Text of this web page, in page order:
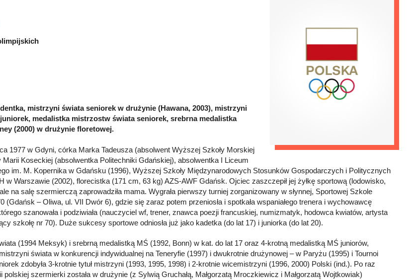
mistrzyni świata seniorek w drużynie (Hawana, 2003), mistrzyni
medalistka mistrzostw świata seniorek, srebrna medalistka
(2000) w drużynie floretowej.
1977 w Gdyni, córka Marka Tadeusza (absolwent Wyższej Szkoły Morskiej
Marii Koseckiej (absolwentka Politechniki Gdańskiej), absolwentka I Liceum
im. M. Kopernika w Gdańsku (1996), Wyższej Szkoły Międzynarodowych Stosunków Gospodarczych i Politycznych
w Warszawie (2002), florecistka (171 cm, 63 kg) AZS-AWF Gdańsk. Ojciec zaszczepił jej żyłkę sportową (lodowisko,
na salę szermierczą zaprowadziła mama. Wygrała pierwszy turniej zorganizowany w słynnej, Sportowej Szkole
(Gdańsk – Oliwa, ul. VII Dwór 6), gdzie się zaraz potem przeniosła i spotkała wspaniałego trenera i wychowawcę
szanowała i podziwiała (nauczyciel wf, trener, znawca poezji francuskiej, numizmatyk, hodowca kwiatów, artysta
szkołę nr 70). Duże sukcesy sportowe odniosła już jako kadetka (do lat 17) i juniorka (do lat 20).
(1994 Meksyk) i srebrną medalistką MŚ (1992, Bonn) w kat. do lat 17 oraz 4-krotną medalistką MŚ juniorów,
świata w konkurencji indywidualnej na Teneryfie (1997) i dwukrotnie drużynowej – w Paryżu (1995) i Tournoi
zdobyła 3-krotnie tytuł mistrzyni (1993, 1995, 1998) i 2-krotnie wicemistrzyni (1996, 2000) Polski (ind.). Po raz
polskiej szermierki została w drużynie (z Sylwią Gruchałą, Małgorzatą Mroczkiewicz i Małgorzatą Wojtkowiak)